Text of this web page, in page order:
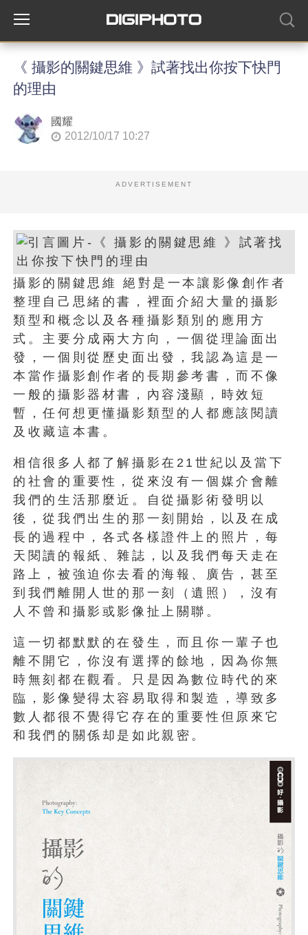
《 攝影的關鍵思維 》試著找出你按下快門
的理由
國耀
2012/10/17 10:27
ADVERTISEMENT
攝影的關鍵思維 絕對是一本讓影像創作者
整理自己思緒的書，裡面介紹大量的攝影
類型和概念以及各種攝影類別的應用方
式。主要分成兩大方向，一個從理論面出
發，一個則從歷史面出發，我認為這是一
本當作攝影創作者的長期參考書，而不像
一般的攝影器材書，內容淺顯，時效短
暫，任何想更懂攝影類型的人都應該閱讀
及收藏這本書。
相信很多人都了解攝影在21世紀以及當下
的社會的重要性，從來沒有一個媒介會離
我們的生活那麼近。自從攝影術發明以
後，從我們出生的那一刻開始，以及在成
長的過程中，各式各樣證件上的照片，每
天閱讀的報紙、雜誌，以及我們每天走在
路上，被強迫你去看的海報、廣告，甚至
到我們離開人世的那一刻（遺照），沒有
人不曾和攝影或影像扯上關聯。
這一切都默默的在發生，而且你一輩子也
離不開它，你沒有選擇的餘地，因為你無
時無刻都在觀看。只是因為數位時代的來
臨，影像變得太容易取得和製造，導致多
數人都很不覺得它存在的重要性但原來它
和我們的關係却是如此親密。